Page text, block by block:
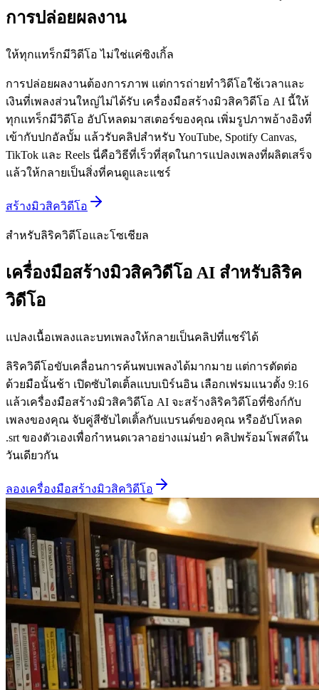
การปล่อยผลงาน
ให้ทุกแทร็กมีวิดีโอ ไม่ใช่แค่ซิงเกิ้ล
การปล่อยผลงานต้องการภาพ แต่การถ่ายทำวิดีโอใช้เวลาและ
เงินที่เพลงส่วนใหญ่ไม่ได้รับ เครื่องมือสร้างมิวสิควิดีโอ AI นี้ให้
ทุกแทร็กมีวิดีโอ อัปโหลดมาสเตอร์ของคุณ เพิ่มรูปภาพอ้างอิงที่
เข้ากับปกอัลบั้ม แล้วรับคลิปสำหรับ YouTube, Spotify Canvas,
TikTok และ Reels นี่คือวิธีที่เร็วที่สุดในการแปลงเพลงที่ผลิตเสร็จ
แล้วให้กลายเป็นสิ่งที่คนดูและแชร์
สร้างมิวสิควิดีโอ
สำหรับลิริควิดีโอและโซเชียล
เครื่องมือสร้างมิวสิควิดีโอ AI สำหรับลิริค
วิดีโอ
แปลงเนื้อเพลงและบทเพลงให้กลายเป็นคลิปที่แชร์ได้
ลิริควิดีโอขับเคลื่อนการค้นพบเพลงได้มากมาย แต่การตัดต่อ
ด้วยมือนั้นช้า เปิดซับไตเติ้ลแบบเบิร์นอิน เลือกเฟรมแนวตั้ง 9:16
แล้วเครื่องมือสร้างมิวสิควิดีโอ AI จะสร้างลิริควิดีโอที่ซิงก์กับ
เพลงของคุณ จับคู่สีซับไตเติ้ลกับแบรนด์ของคุณ หรืออัปโหลด
.srt ของตัวเองเพื่อกำหนดเวลาอย่างแม่นยำ คลิปพร้อมโพสต์ใน
วันเดียวกัน
ลองเครื่องมือสร้างมิวสิควิดีโอ